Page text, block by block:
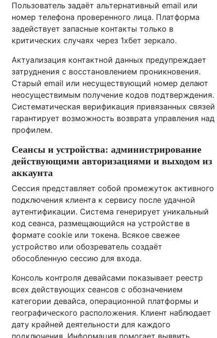
Пользователь задаёт альтернативный email или
номер телефона проверенного лица. Платформа
задействует запасные контакты только в
критических случаях через 1хбет зеркало.
Актуализация контактной данных предупреждает
затруднения с восстановлением проникновения.
Старый email или несуществующий номер делают
неосуществимым получение кодов подтверждения.
Систематическая верификация привязанных связей
гарантирует возможность возврата управления над
профилем.
Сеансы и устройства: администрирование
действующими авторизациями и выходом из
аккаунта
Сессия представляет собой промежуток активного
подключения клиента к сервису после удачной
аутентификации. Система генерирует уникальный
код сеанса, размещающийся на устройстве в
формате cookie или токена. Всякое свежее
устройство или обозреватель создаёт
обособленную сессию для входа.
Консоль контроля девайсами показывает реестр
всех действующих сеансов с обозначением
категории девайса, операционной платформы и
географического расположения. Клиент наблюдает
дату крайней деятельности для каждого
подключения. Информация помогает выявить